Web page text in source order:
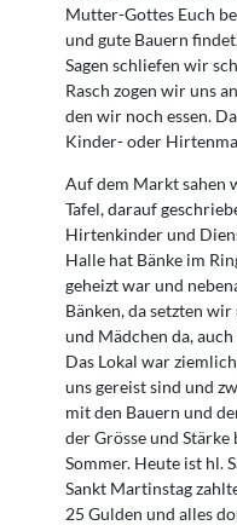
Mutter-Gottes Euch
und gute Bauern
Sagen schliefen wir
Rasch zogen wir uns
den wir noch essen.
Kinder- oder
Auf dem Markt sahen
Tafel, darauf
Hirtenkinder und
Halle hat Bänke im
geheizt war und
Bänken, da setzten
und Mädchen da,
Das Lokal war
uns gereist sind und
mit den Bauern und
der Grösse und Stärke
Sommer. Heute ist hl.
Sankt Martinstag
25 Gulden und alles